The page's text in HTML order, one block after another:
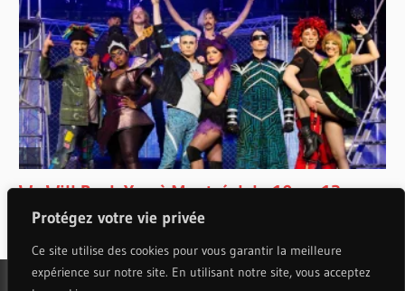
Protégez votre vie privée
Ce site utilise des cookies pour vous garantir la meilleure
expérience sur notre site. En utilisant notre site, vous acceptez